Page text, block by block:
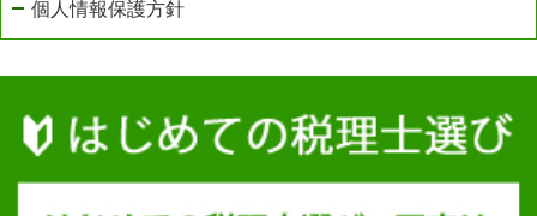
個人情報保護方針